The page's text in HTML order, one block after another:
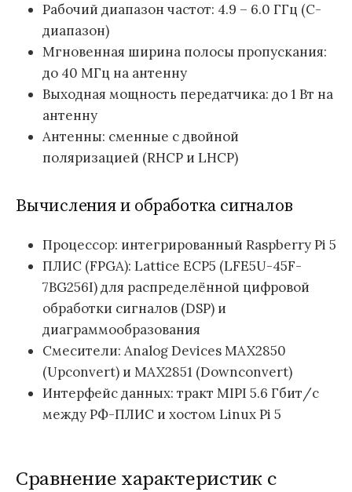
Рабочий диапазон частот: 4.9 – 6.0 ГГц (C-
диапазон)
Мгновенная ширина полосы пропускания:
до 40 МГц на антенну
Выходная мощность передатчика: до 1 Вт на
антенну
Антенны: сменные с двойной
поляризацией (RHCP и LHCP)
Вычисления и обработка сигналов
Процессор: интегрированный Raspberry Pi 5
ПЛИС (FPGA): Lattice ECP5 (LFE5U-45F-
7BG256I) для распределённой цифровой
обработки сигналов (DSP) и
диаграммообразования
Смесители: Analog Devices MAX2850
(Upconvert) и MAX2851 (Downconvert)
Интерфейс данных: тракт MIPI 5.6 Гбит/с
между РФ-ПЛИС и хостом Linux Pi 5
Сравнение характеристик с